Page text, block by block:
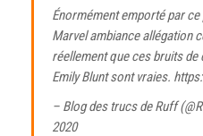
Énormément emporté par
Marvel ambiance allégation
réellement que ces bruits
Emily Blunt sont vraies.
– Blog des trucs de Ruff
2020